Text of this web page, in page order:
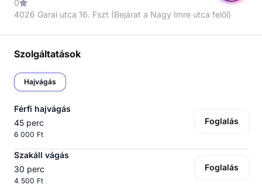
0
4026 Garai utca 16. Fszt (Bejárat a Nagy Imre utca felől)
Szolgáltatások
Hajvágás
Férfi hajvágás
45 perc
6 000 Ft
Foglalás
Szakáll vágás
30 perc
4 500 Ft
Foglalás